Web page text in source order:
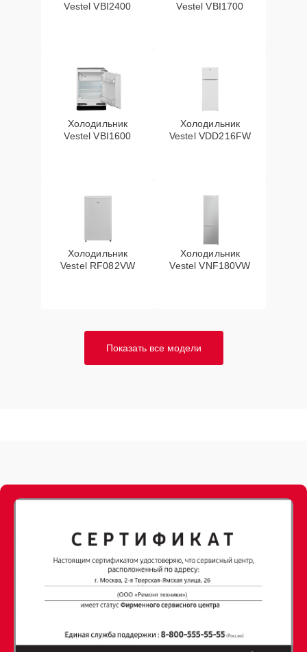
Vestel VBI2400
Vestel VBI1700
Холодильник
Vestel VBI1600
Холодильник
Vestel VDD216FW
Холодильник
Vestel RF082VW
Холодильник
Vestel VNF180VW
Показать все модели